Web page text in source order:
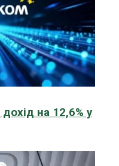
на 12,6% у